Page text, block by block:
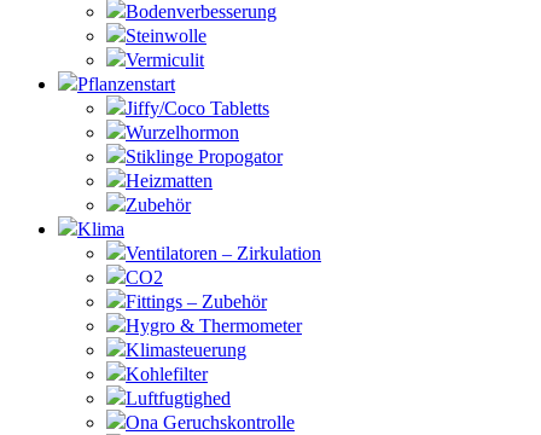
Bodenverbesserung
Steinwolle
Vermiculit
Pflanzenstart
Jiffy/Coco Tabletts
Wurzelhormon
Stiklinge Propogator
Heizmatten
Zubehör
Klima
Ventilatoren – Zirkulation
CO2
Fittings – Zubehör
Hygro & Thermometer
Klimasteuerung
Kohlefilter
Luftfugtighed
Ona Geruchskontrolle